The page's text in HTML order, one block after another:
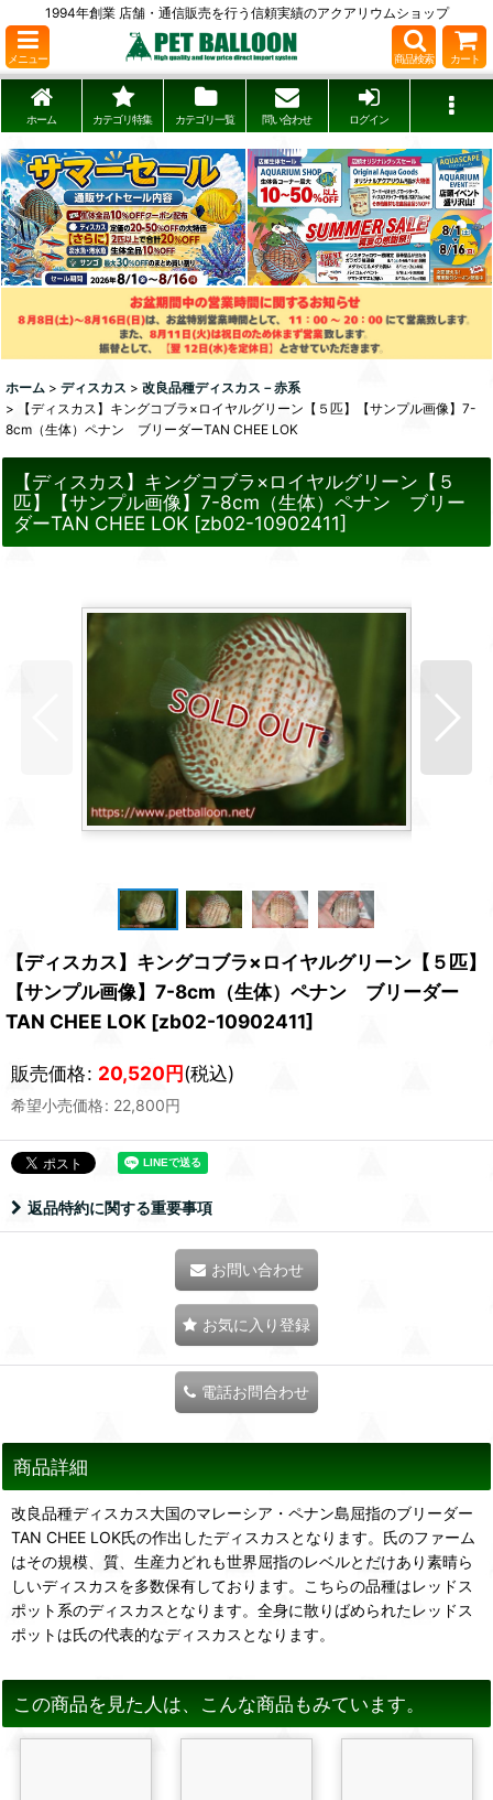
1994年創業 店舗・通信販売を行う信頼実績のアクアリウムショップ
メニュー 商品検索 カート
ホーム カテゴリ特集 カテゴリ一覧 問い合わせ ログイン
ホーム > ディスカス > 改良品種ディスカス－赤系
>
【ディスカス】キングコブラ×ロイヤルグリーン【５匹】【サンプル画像】7-
8cm（生体）ペナン ブリーダーTAN CHEE LOK
【ディスカス】キングコブラ×ロイヤルグリーン【５
匹】【サンプル画像】7-8cm（生体）ペナン ブリー
ダーTAN CHEE LOK [zb02-10902411]
【ディスカス】キングコブラ×ロイヤルグリーン【５匹】
【サンプル画像】7-8cm（生体）ペナン ブリーダー
TAN CHEE LOK [zb02-10902411]
販売価格: 20,520円(税込)
希望小売価格: 22,800円
返品特約に関する重要事項
お問い合わせ
お気に入り登録
電話お問合わせ
商品詳細
改良品種ディスカス大国のマレーシア・ペナン島屈指のブリーダー
TAN CHEE LOK氏の作出したディスカスとなります。氏のファーム
はその規模、質、生産力どれも世界屈指のレベルとだけあり素晴ら
しいディスカスを多数保有しております。こちらの品種はレッドス
ポット系のディスカスとなります。全身に散りばめられたレッドス
ポットは氏の代表的なディスカスとなります。
この商品を見た人は、こんな商品もみています。